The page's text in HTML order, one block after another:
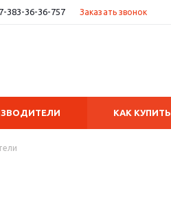
383-36-36-757 Заказать звонок
КАК КУПИТЬ